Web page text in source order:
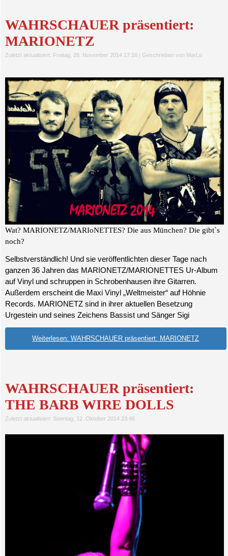
WAHRSCHAUER präsentiert:
MARIONETZ
Zuletzt aktualisiert: Freitag, 28. November 2014 17:16| Geschrieben von MarLo
Wat? MARIONETZ/MARIoNETTES? Die aus München? Die gibt`s
noch?
Selbstverständlich! Und sie veröffentlichten dieser Tage nach
ganzen 36 Jahren das MARIONETZ/MARIONETTES Ur-Album
auf Vinyl und schruppen in Schrobenhausen ihre Gitarren.
Außerdem erscheint die Maxi Vinyl „Weltmeister“ auf Höhnie
Records. MARIONETZ sind in ihrer aktuellen Besetzung
Urgestein und seines Zeichens Bassist und Sänger Sigi
Weiterlesen: WAHRSCHAUER präsentiert: MARIONETZ
WAHRSCHAUER präsentiert:
THE BARB WIRE DOLLS
Zuletzt aktualisiert: Sonntag, 12. Oktober 2014 23:46